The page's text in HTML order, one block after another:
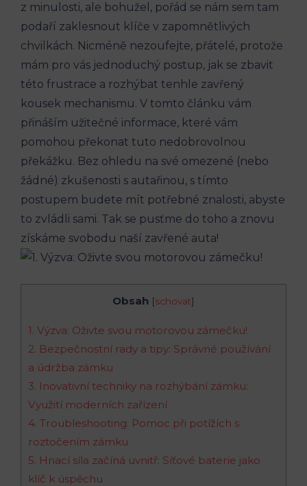
z minulosti, ale bohužel, pořád se nám sem tam
podaří zaklesnout klíče v zapomnětlivých
chvilkách. Nicméně nezoufejte, přátelé, protože
mám pro vás jednoduchý postup, jak se zbavit
této frustrace a rozhýbat tenhle zavřený
kousek mechanismu. V tomto článku vám
přináším užitečné informace, které vám
pomohou překonat tuto nedobrovolnou
překážku. Bez ohledu na své omezené (nebo
žádné) zkušenosti s autařinou, s tímto
postupem budete mít potřebné znalosti, abyste
to zvládli sami. Tak se pusťme do toho a znovu
získáme svobodu naší zavřené auta!
Obsah [schovat]
1. Výzva: Oživte svou motorovou zámečku!
2. Bezpečnostní rady a tipy: Správné používání
a údržba zámku
3. Inovativní techniky na rozhýbání zámku:
Využití moderních zařízení
4. Troubleshooting: Pomoc při potížích s
roztočením zámku
5. Hnací síla začíná uvnitř: Síťové baterie jako
klíč k úspěchu